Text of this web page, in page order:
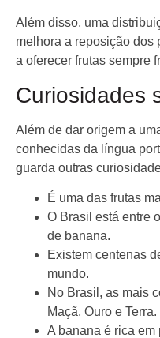
Além disso, uma
melhora a reposição dos
a oferecer frutas sempre
Curiosidades
Além de dar origem a
conhecidas da língua
guarda outras
É uma das frutas
O Brasil está entre
de banana.
Existem centenas
mundo.
No Brasil, as mais
Maçã, Ouro e Terra.
A banana é rica em